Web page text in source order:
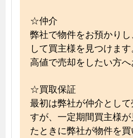
☆仲介
弊社で物件をお預かり
して買主様を見つけます
高値で売却をしたい方へ
☆買取保証
最初は弊社が仲介とし
すが、一定期間買主様
たときに弊社が物件を